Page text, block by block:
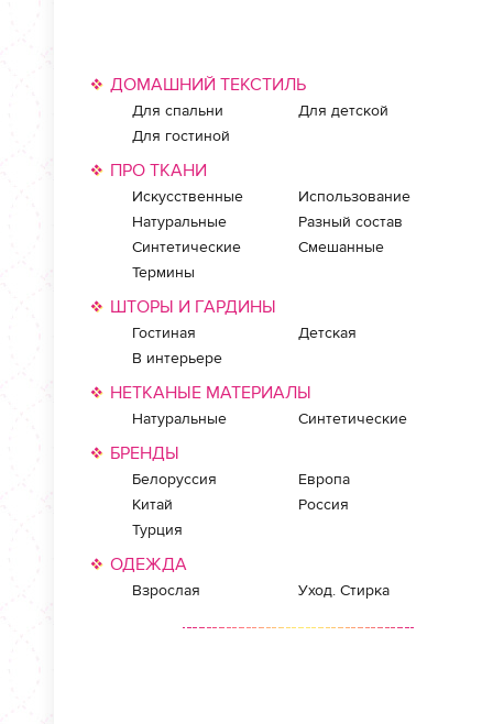
ДОМАШНИЙ ТЕКСТИЛЬ
Для спальни
Для детской
Для гостиной
ПРО ТКАНИ
Искусственные
Использование
Натуральные
Разный состав
Синтетические
Смешанные
Термины
ШТОРЫ И ГАРДИНЫ
Гостиная
Детская
В интерьере
НЕТКАНЫЕ МАТЕРИАЛЫ
Натуральные Синтетические
БРЕНДЫ
Белоруссия
Европа
Китай
Россия
Турция
ОДЕЖДА
Взрослая Уход. Стирка